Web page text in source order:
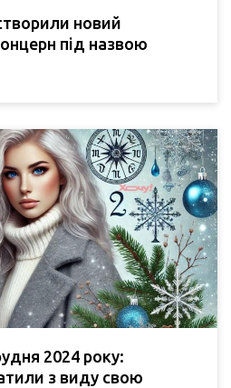
новий
під назвою
2024 року:
з виду свою